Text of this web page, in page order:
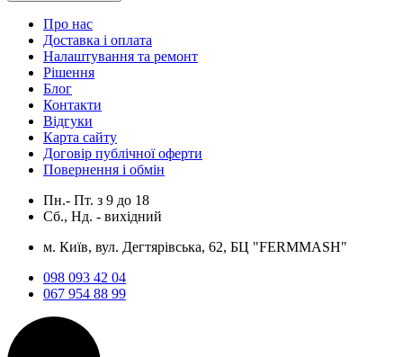
Про нас
Доставка і оплата
Налаштування та ремонт
Рішення
Блог
Контакти
Відгуки
Карта сайту
Договір публічної оферти
Повернення і обмін
Пн.- Пт. з 9 до 18
Сб., Нд. - вихідний
м. Київ, вул. Дегтярівська, 62, БЦ "FERMMASH"
098 093 42 04
067 954 88 99